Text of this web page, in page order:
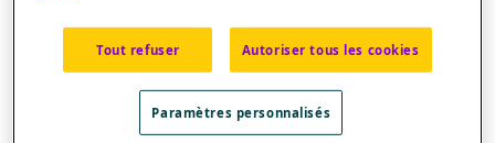
Dénombrer
Développement décimal d'un nombre
Dizaine
Ensemble de nombres
Ensemble dénombrable
Ensemble des nombres naturels
Tout refuser Autoriser tous les cookies
Paramètres personnalisés